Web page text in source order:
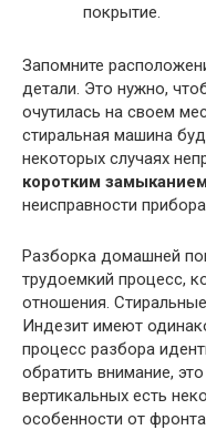
покрытие.
Запомните
детали. Это нужно,
очутилась на своем
стиральная машина
некоторых случаях
коротким замыканием
неисправности прибора.
Разборка домашней
трудоемкий процесс,
отношения.
Индезит имеют
процесс разбора
обратить внимание,
вертикальных есть
особенности от